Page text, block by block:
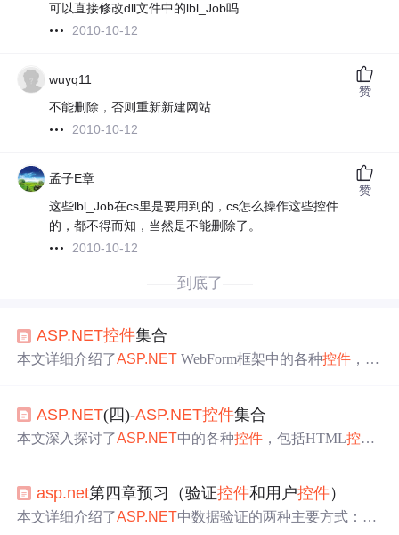
可以直接修改dll文件中的lbl_Job吗
2010-10-12
wuyq11
不能删除，否则重新新建网站
2010-10-12
赞
孟子E章
这些lbl_Job在cs里是要用到的，cs怎么操作这些控件
的，都不得而知，当然是不能删除了。
2010-10-12
赞
——到底了——
ASP.NET控件集合
本文详细介绍了ASP.NET WebForm框架中的各种控件 ，包
方法及存储表格数据控件的功能。
ASP.NET(四)-ASP.NET控件集合
本文深入探讨了ASP.NET中的各种控件 ，包括HTML控件
据验证控件的使用方法。
asp.net第四章预习（验证控件和用户控件）
本文详细介绍了ASP.NET中数据验证的两种主要方式： 服